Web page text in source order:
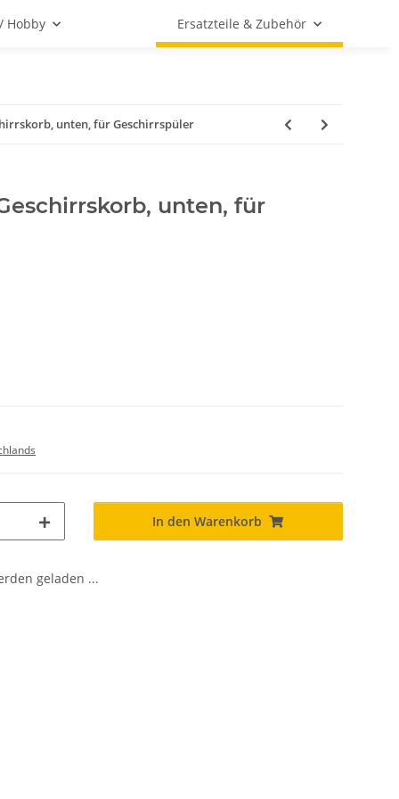
Hobby Ersatzteile & Zubehör
unten, für Geschirrspüler
unten, für
In den Warenkorb
geladen ...